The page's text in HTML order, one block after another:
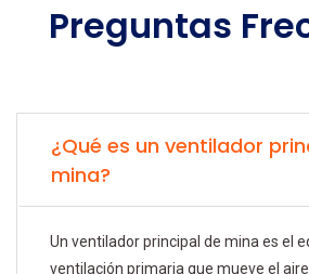
Preguntas
¿Qué es un ventilador
mina?
Un ventilador principal de mina es el
ventilación primaria que mueve el